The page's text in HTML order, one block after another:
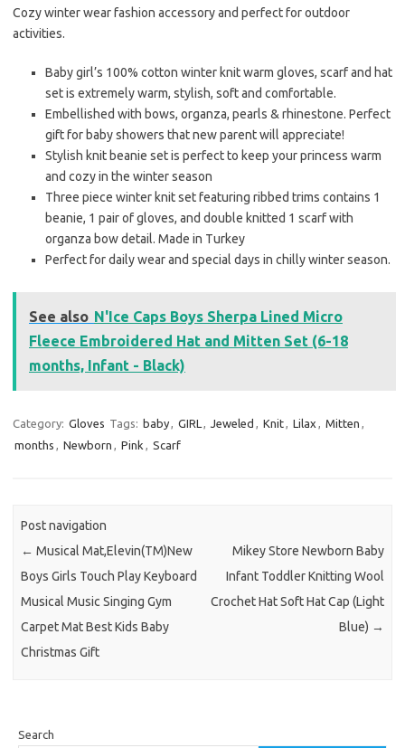
Cozy winter wear fashion accessory and perfect for outdoor
activities.
Baby girl’s 100% cotton winter knit warm gloves, scarf and hat
set is extremely warm, stylish, soft and comfortable.
Embellished with bows, organza, pearls & rhinestone. Perfect
gift for baby showers that new parent will appreciate!
Stylish knit beanie set is perfect to keep your princess warm
and cozy in the winter season
Three piece winter knit set featuring ribbed trims contains 1
beanie, 1 pair of gloves, and double knitted 1 scarf with
organza bow detail. Made in Turkey
Perfect for daily wear and special days in chilly winter season.
See also N'Ice Caps Boys Sherpa Lined Micro
Fleece Embroidered Hat and Mitten Set (6-18
months, Infant - Black)
Category: Gloves Tags: baby, GIRL , Jeweled , Knit, Lilax , Mitten ,
months , Newborn , Pink , Scarf
Post navigation
← Musical Mat,Elevin(TM)New
Boys Girls Touch Play Keyboard
Musical Music Singing Gym
Carpet Mat Best Kids Baby
Christmas Gift
Mikey Store Newborn Baby
Infant Toddler Knitting Wool
Crochet Hat Soft Hat Cap (Light
Blue) →
Search